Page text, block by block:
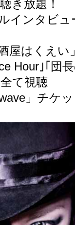
き放題！
インタビ
屋はくえい
Hour ｣｢団
て視聴
」チケ